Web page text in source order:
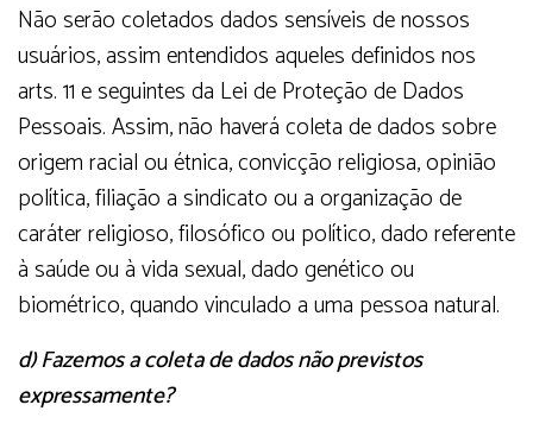
Não serão coletados dados sensíveis de nossos
usuários, assim entendidos aqueles definidos nos
arts. 11 e seguintes da Lei de Proteção de Dados
Pessoais. Assim, não haverá coleta de dados sobre
origem racial ou étnica, convicção religiosa, opinião
política, filiação a sindicato ou a organização de
caráter religioso, filosófico ou político, dado referente
à saúde ou à vida sexual, dado genético ou
biométrico, quando vinculado a uma pessoa natural.
d) Fazemos a coleta de dados não previstos
expressamente?